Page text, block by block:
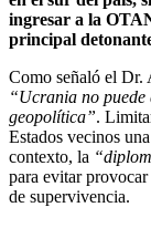
ingresar a la
principal
Como señaló el Dr.
“Ucrania no
geopolítica”.
Estados vecinos
contexto, la
para evitar
de supervivencia.